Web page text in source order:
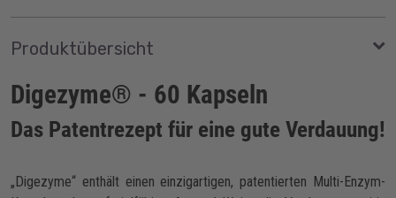
Produktübersicht
Digezyme® - 60 Kapseln
Das Patentrezept für eine gute Verdauung!
„Digezyme“ enthält einen einzigartigen, patentierten Multi-Enzym-